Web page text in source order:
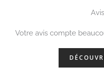
Votre avis compte